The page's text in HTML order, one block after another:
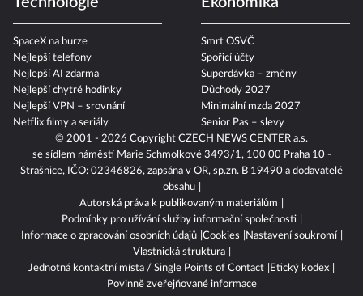
© 2001 - 2026 Copyright CZECH NEWS CENTER a.s.
se sídlem náměstí Marie Schmolkové 3493/1, 100 00 Praha 10 -
Strašnice, IČO: 02346826, zapsána v OR, sp.zn. B 19490 a dodavatelé
obsahu
Autorská práva k publikovaným materiálům
Podmínky pro užívání služby informační společnosti
Informace o zpracování osobních údajů Cookies
Nastavení soukromí
Vlastnická struktura
Jednotná kontaktní místa / Single Points of Contact
Etický kodex
Povinně zveřejňované informace
SpaceX na burze
Nejlepší telefony
Nejlepší AI zdarma
Nejlepší chytré hodinky
Nejlepší VPN – srovnání
Netflix filmy a seriály
Smrt OSVČ
Spořicí účty
Superdávka – změny
Důchody 2027
Minimální mzda 2027
Senior Pas – slevy